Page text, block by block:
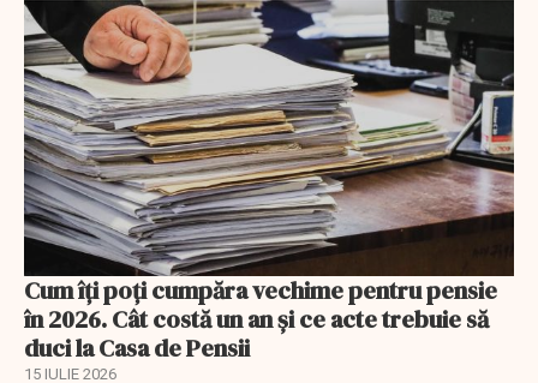
Cum îți poți cumpăra vechime pentru pensie
în 2026. Cât costă un an și ce acte trebuie să
duci la Casa de Pensii
15 IULIE 2026